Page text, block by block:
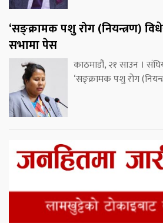
‘सङ्क्रामक पशु रोग (नियन्त्रण)
सभामा पेस
काठमाडौं, २१ साउन ।
‘सङ्क्रामक पशु रोग